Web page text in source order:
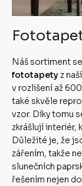
Náš sortiment
fototapety z
v rozlišení až
také skvěle
vzor. Díky tomu
zkrášlují interiér,
Důležité je, že
zářením, takže
slunečních
řešením nejen